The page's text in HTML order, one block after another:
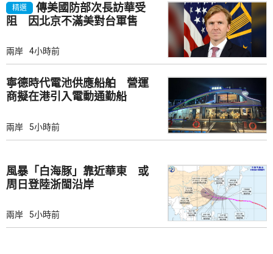
精選
傳美國防部次長訪華受
阻 因北京不滿美對台軍售
兩岸 4小時前
寧德時代電池供應船舶 營運
商擬在港引入電動通勤船
兩岸 5小時前
風暴「白海豚」靠近華東 或
周日登陸浙閩沿岸
兩岸 5小時前